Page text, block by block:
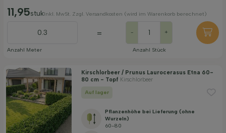
Filter anwenden
11,95stukInkl. MwSt. Zzgl. Versandkosten (wird im Warenkorb berechnet)
Anzahl Meter
= - +
Anzahl Stück
Kirschlorbeer / Prunus Laurocerasus Etna 60-
80 cm - Topf Kirschlorbeer
Auf lager
Pflanzenhöhe bei Lieferung (ohne
Wurzeln)
60-80